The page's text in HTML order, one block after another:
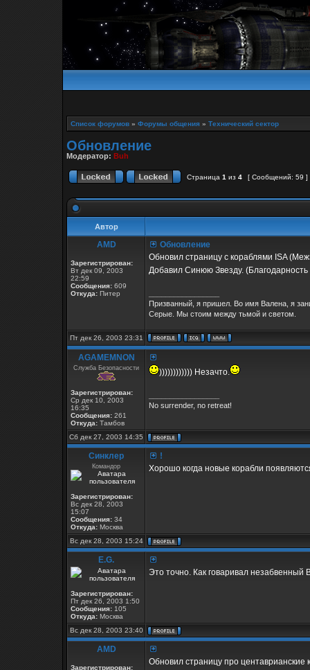
Список форумов » Форумы общения » Технический сектор
Обновление
Модератор: Buh
Страница 1 из 4 [ Сообщений: 59 ]
Автор
AMD
Зарегистрирован:
Вт дек 09, 2003
22:59
Сообщения: 609
Откуда: Питер
Обновление
Обновил страницу с кораблями ISA
Добавил Синюю Звезду.
Призванный, я пришел. Во имя Валена, я
Серые. Мы стоим между тьмой и светом.
Пт дек 26, 2003 23:31
AGAMEMNON
Служба Безопасности
Зарегистрирован:
Ср дек 10, 2003
16:35
Сообщения: 261
Откуда: Тамбов
)))))))))))) Незачто.
No surrender, no retreat!
Сб дек 27, 2003 14:35
Синклер
Командор
Зарегистрирован:
Вс дек 28, 2003
15:07
Сообщения: 34
Откуда: Москва
!
Хорошо когда новые корабли
Вс дек 28, 2003 15:24
E.G.
Зарегистрирован:
Пт дек 26, 2003 1:50
Сообщения: 105
Откуда: Москва
Это точно. Как говаривал
Вс дек 28, 2003 23:40
AMD
Зарегистрирован:
Обновил страницу про